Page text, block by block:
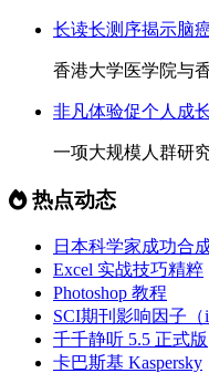
长读长测序揭示脑
香港大学医学院与
非凡体验促个人成
一项大规模人群研
热点动态
日本科学家成功合
Excel 实战技巧精粹
Photoshop 教程
SCI期刊影响因子（
千千静听 5.5 正式版
卡巴斯基 Kaspersky